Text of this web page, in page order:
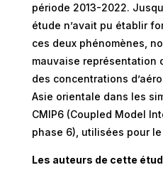
période 2013-2022.
étude n’avait pu établir
ces deux phénomènes,
mauvaise représentation
des concentrations
Asie orientale dans les
CMIP6 (Coupled Model
phase 6), utilisées pour
Les auteurs de cette